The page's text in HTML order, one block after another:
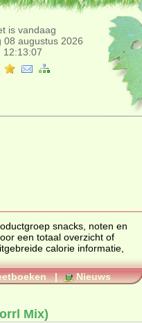
is vandaag
08 augustus 2026
12:13:07
snacks, noten en
een totaal overzicht of
|
Nieuws
Mix)